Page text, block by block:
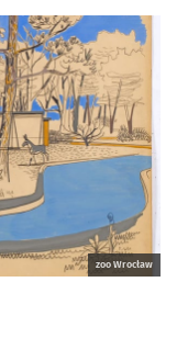
zoo Wrocław